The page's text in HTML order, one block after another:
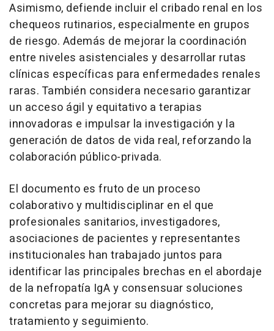
Asimismo, defiende incluir el cribado renal en los
chequeos rutinarios, especialmente en grupos
de riesgo. Además de mejorar la coordinación
entre niveles asistenciales y desarrollar rutas
clínicas específicas para enfermedades renales
raras. También considera necesario garantizar
un acceso ágil y equitativo a terapias
innovadoras e impulsar la investigación y la
generación de datos de vida real, reforzando la
colaboración público-privada.
El documento es fruto de un proceso
colaborativo y multidisciplinar en el que
profesionales sanitarios, investigadores,
asociaciones de pacientes y representantes
institucionales han trabajado juntos para
identificar las principales brechas en el abordaje
de la nefropatía IgA y consensuar soluciones
concretas para mejorar su diagnóstico,
tratamiento y seguimiento.